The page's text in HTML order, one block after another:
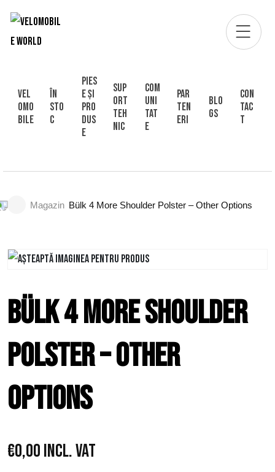
Vel
omo
bile
În
sto
c
Pies
e și
pro
dus
e
Sup
ort
Teh
nic
Com
uni
tat
e
Par
ten
eri
Blo
gs
Con
tac
t
Magazin Bülk 4 More Shoulder Polster – Other Options
Bülk 4 More Shoulder
Polster – Other
Options
€0,00Incl. VAT